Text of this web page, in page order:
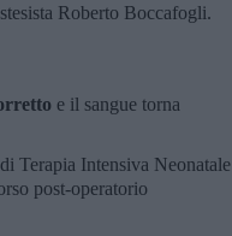
Roberto Boccafogli.
e il sangue torna
Terapia Intensiva Neonatale
post-operatorio